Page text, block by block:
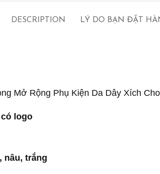
DESCRIPTION LÝ DO BẠN ĐẶT
Mở Rộng Phụ Kiện Da Dây Xích
logo
nâu, trắng